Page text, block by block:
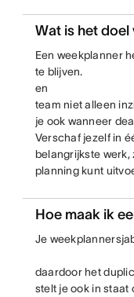
Wat is het doel
Een weekplanner
te blijven.
en
team niet alleen
je ook wanneer
Verschaf jezelf in
belangrijkste werk,
planning kunt
Hoe maak ik
Je
daardoor het
stelt je ook in staat